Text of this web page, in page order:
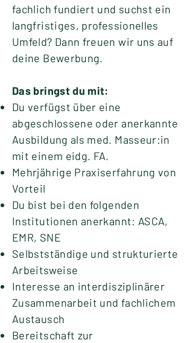
fachlich fundiert und suchst ein
langfristiges, professionelles
Umfeld? Dann freuen wir uns auf
deine Bewerbung.
Das bringst du mit:
Du verfügst über eine
abgeschlossene oder anerkannte
Ausbildung als med. Masseur:in
mit einem eidg. FA.
Mehrjährige Praxiserfahrung von
Vorteil
Du bist bei den folgenden
Institutionen anerkannt: ASCA,
EMR, SNE
Selbstständige und strukturierte
Arbeitsweise
Interesse an interdisziplinärer
Zusammenarbeit und fachlichem
Austausch
Bereitschaft zur